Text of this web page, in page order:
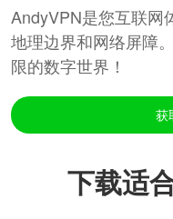
AndyVPN是您互联网
地理边界和网络屏障
限的数字世界！
获
下载适